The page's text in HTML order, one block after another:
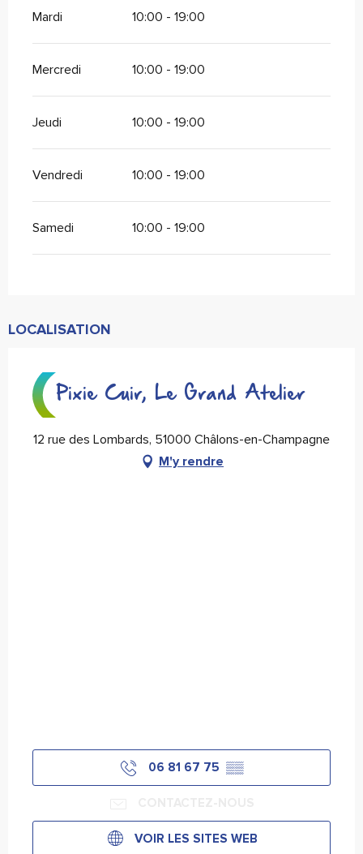
Mardi 10:00 - 19:00
Mercredi 10:00 - 19:00
Jeudi 10:00 - 19:00
Vendredi 10:00 - 19:00
Samedi 10:00 - 19:00
LOCALISATION
Pixie Cuir, Le Grand Atelier
12 rue des Lombards, 51000 Châlons-en-Champagne
M'y rendre
06 81 67 75 ▒▒
VOIR LES SITES WEB